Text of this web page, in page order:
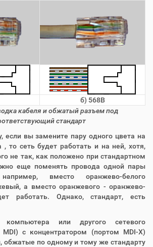
б) 568B
кабеля и обжатый разъем под
стандарт
если вы замените пару одного цвета на
, то сеть будет работать и на ней, хотя,
не так, как положено при стандартном
еще поменять провода одной пары
вместо оранжево-белого
а вместо оранжевого - оранжево-
работать. Однако, стандарт, есть
или другого сетевого
MDI) с концентратором (портом MDI-X)
обжатые по одному и тому же стандарту